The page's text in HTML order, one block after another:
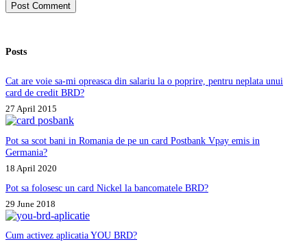
Post Comment
Posts
Cat are voie sa-mi opreasca din salariu la o poprire, pentru neplata unui
card de credit BRD?
27 April 2015
Pot sa scot bani in Romania de pe un card Postbank Vpay emis in
Germania?
18 April 2020
Pot sa folosesc un card Nickel la bancomatele BRD?
29 June 2018
Cum activez aplicatia YOU BRD?